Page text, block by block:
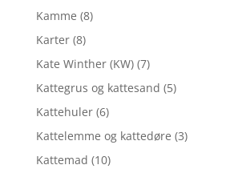
Kamme (8)
Karter (8)
Kate Winther (KW) (7)
Kattegrus og kattesand (5)
Kattehuler (6)
Kattelemme og kattedøre (3)
Kattemad (10)